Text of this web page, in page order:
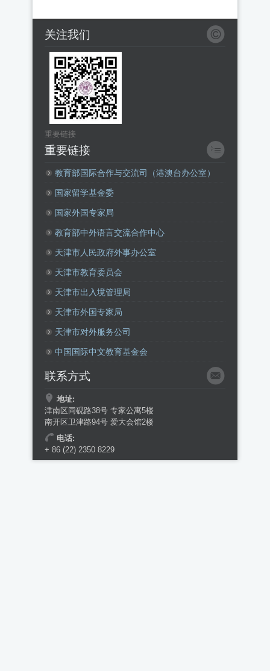
关注我们
重要链接
重要链接
教育部国际合作与交流司（港澳台办公室）
国家留学基金委
国家外国专家局
教育部中外语言交流合作中心
天津市人民政府外事办公室
天津市教育委员会
天津市出入境管理局
天津市外国专家局
天津市对外服务公司
中国国际中文教育基金会
联系方式
地址:
津南区同砚路38号 专家公寓5楼
南开区卫津路94号 爱大会馆2楼
电话:
+ 86 (22) 2350 8229